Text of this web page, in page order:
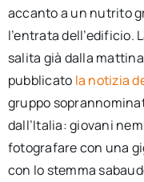
accanto a un nutrito
l’entrata
salita già dalla
pubblicato la notizia
gruppo
dall’Italia: giovani
fotografare con una
con lo stemma